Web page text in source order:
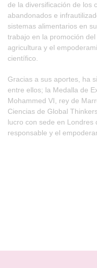
de la diversificación de los
abandonados e
sistemas alimentarios en
trabajo en la promoción
agricultura y el
científico.
Gracias a sus aportes, ha
entre ellos; la Medalla de
Mohammed VI, rey de
Ciencias de Global
lucro con sede en Londres
responsable y el